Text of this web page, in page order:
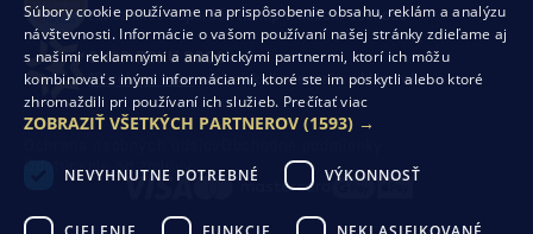
zákazníkov odporúča nákup v našom obchode
SHOP ROKU 2024
10. rok po sebesme získali ocenenie od Heureka
Odstúpenie od zmluvy
Súbory cookie používame na prispôsobenie obsahu, reklám a analýzu
návštevnosti. Informácie o vašom používaní našej stránky zdieľame aj
s našimi reklamnými a analytickými partnermi, ktorí ich môžu
kombinovať s inými informáciami, ktoré ste im poskytli alebo ktoré
zhromaždili pri používaní ich služieb. Prečítať viac
ZOBRAZIŤ VŠETKÝCH PARTNEROV (1593) →
NEVYHNUTNE POTREBNÉ VÝKONNOSŤ